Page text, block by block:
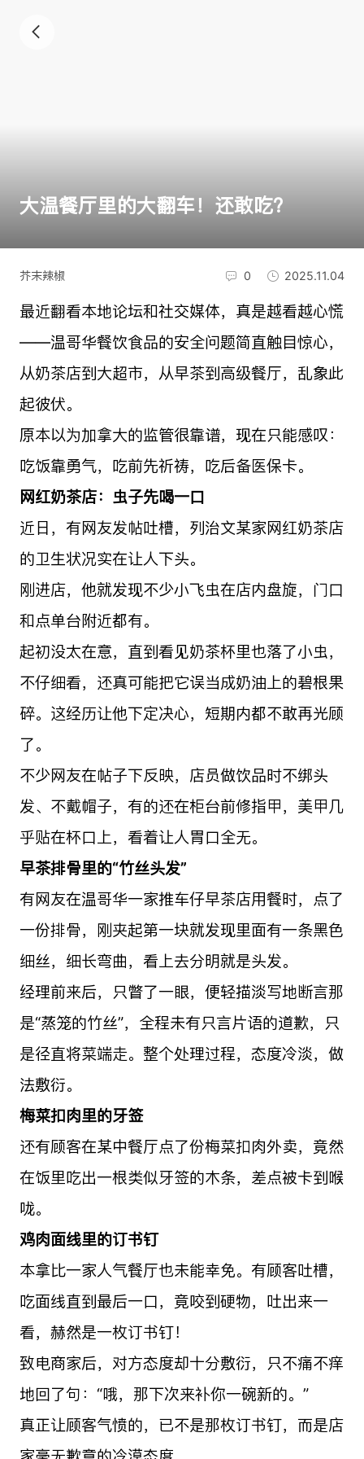
大温餐厅里的大翻车！还敢吃？
芥末辣椒 0 2025.11.04
最近翻看本地论坛和社交媒体，真是越看越心慌
——温哥华餐饮食品的安全问题简直触目惊心，
从奶茶店到大超市，从早茶到高级餐厅，乱象此
起彼伏。
原本以为加拿大的监管很靠谱，现在只能感叹：
吃饭靠勇气，吃前先祈祷，吃后备医保卡。
网红奶茶店：虫子先喝一口
近日，有网友发帖吐槽，列治文某家网红奶茶店
的卫生状况实在让人下头。
刚进店，他就发现不少小飞虫在店内盘旋，门口
和点单台附近都有。
起初没太在意，直到看见奶茶杯里也落了小虫，
不仔细看，还真可能把它误当成奶油上的碧根果
碎。这经历让他下定决心，短期内都不敢再光顾
了。
不少网友在帖子下反映，店员做饮品时不绑头
发、不戴帽子，有的还在柜台前修指甲，美甲几
乎贴在杯口上，看着让人胃口全无。
早茶排骨里的“竹丝头发”
有网友在温哥华一家推车仔早茶店用餐时，点了
一份排骨，刚夹起第一块就发现里面有一条黑色
细丝，细长弯曲，看上去分明就是头发。
经理前来后，只瞥了一眼，便轻描淡写地断言那
是“蒸笼的竹丝”，全程未有只言片语的道歉，只
是径直将菜端走。整个处理过程，态度冷淡，做
法敷衍。
梅菜扣肉里的牙签
还有顾客在某中餐厅点了份梅菜扣肉外卖，竟然
在饭里吃出一根类似牙签的木条，差点被卡到喉
咙。
鸡肉面线里的订书钉
本拿比一家人气餐厅也未能幸免。有顾客吐槽，
吃面线直到最后一口，竟咬到硬物，吐出来一
看，赫然是一枚订书钉！
致电商家后，对方态度却十分敷衍，只不痛不痒
地回了句：“哦，那下次来补你一碗新的。”
真正让顾客气愤的，已不是那枚订书钉，而是店